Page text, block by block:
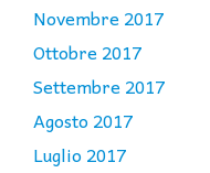
Novembre 2017
Ottobre 2017
Settembre 2017
Agosto 2017
Luglio 2017